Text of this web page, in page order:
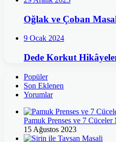
Oğlak ve Çoban
9 Ocak 2024
Dede Korkut
Popüler
Son Eklenen
Yorumlar
Pamuk Prenses ve 7 Cüceler
15 Ağustos 2023